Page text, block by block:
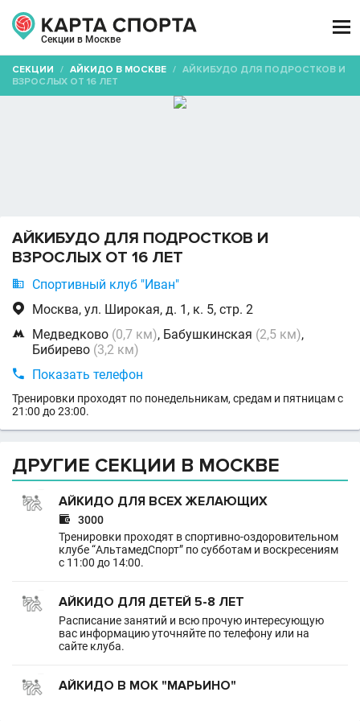
Секции в Москве

СЕКЦИИ / АЙКИДО В МОСКВЕ / АЙКИБУДО ДЛЯ ПОДРОСТКОВ И
ВЗРОСЛЫХ ОТ 16 ЛЕТ
АЙКИБУДО ДЛЯ ПОДРОСТКОВ И
ВЗРОСЛЫХ ОТ 16 ЛЕТ
 Спортивный клуб "Иван"
 Москва, ул. Широкая, д. 1, к. 5, стр. 2
 Медведково (0,7 км), Бабушкинская (2,5 км),
Бибирево (3,2 км)
 Показать телефон
Тренировки проходят по понедельникам, средам и пятницам с
21:00 до 23:00.
ДРУГИЕ СЕКЦИИ В МОСКВЕ
АЙКИДО ДЛЯ ВСЕХ ЖЕЛАЮЩИХ

3000
Тренировки проходят в спортивно-оздоровительном
клубе “АльтамедСпорт” по субботам и воскресениям
с 11:00 до 14:00.
АЙКИДО ДЛЯ ДЕТЕЙ 5-8 ЛЕТ
Расписание занятий и всю прочую интересующую
вас информацию уточняйте по телефону или на
сайте клуба.
АЙКИДО В МОК "МАРЬИНО"